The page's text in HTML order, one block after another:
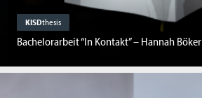
KISDthesis
Bachelorarbeit “In Kontakt” – Hannah Böker